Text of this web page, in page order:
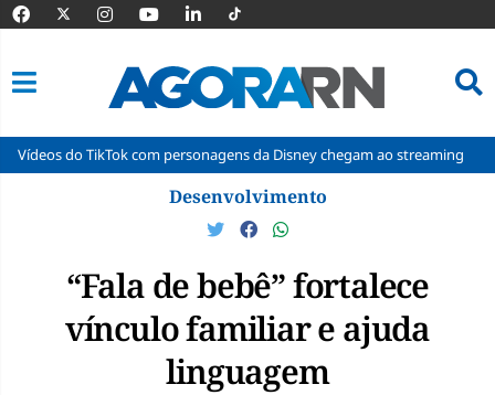
com personagens da Disney chegam ao streaming Cadu
Desenvolvimento
“Fala de bebê” fortalece
vínculo familiar e ajuda
linguagem